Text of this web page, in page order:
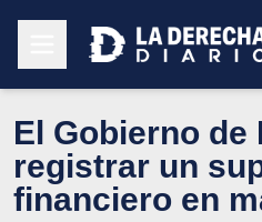
El Gobierno
registrar un
financiero en